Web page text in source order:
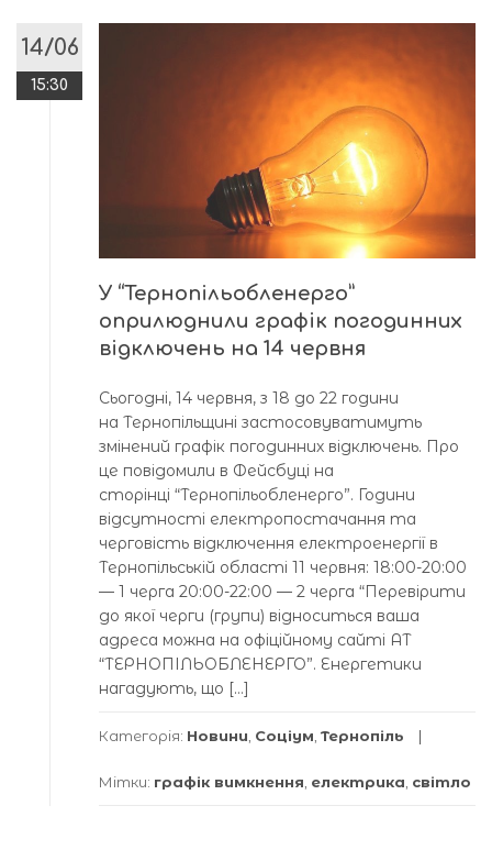
14/06
15:30
У “Тернопільобленерго”
оприлюднили графік погодинних
відключень на 14 червня
Сьогодні, 14 червня, з 18 до 22 години
на Тернопільщині застосовуватимуть
змінений графік погодинних відключень. Про
це повідомили в Фейсбуці на
сторінці “Тернопільобленерго”. Години
відсутності електропостачання та
черговість відключення електроенергії в
Тернопільській області 11 червня: 18:00-20:00
— 1 черга 20:00-22:00 — 2 черга “Перевірити
до якої черги (групи) відноситься ваша
адреса можна на офіційному сайті АТ
“ТЕРНОПІЛЬОБЛЕНЕРГО”. Енергетики
нагадують, що […]
Категорія: Новини, Соціум, Тернопіль
Мітки: графік вимкнення, електрика, світло